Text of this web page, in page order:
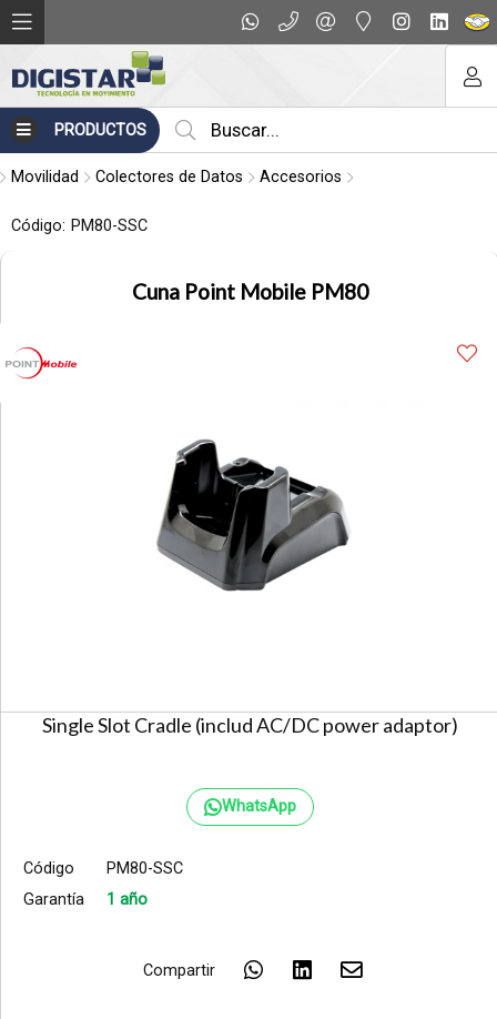
PRODUCTOS
Movilidad Colectores de Datos Accesorios
Código: PM80-SSC
Cuna Point Mobile PM80
Single Slot Cradle (includ AC/DC power adaptor)
WhatsApp
Código
PM80-SSC
Garantía
1 año
Compartir